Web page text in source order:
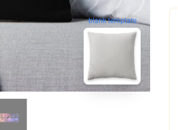
blank template